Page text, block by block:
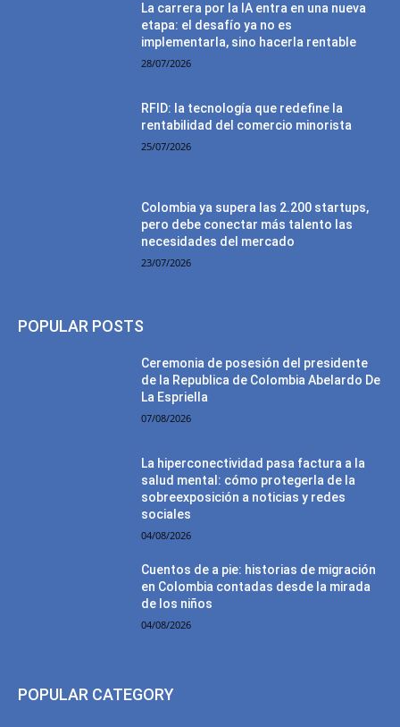
La carrera por la IA entra en una nueva
etapa: el desafío ya no es
implementarla, sino hacerla rentable
28/07/2026
RFID: la tecnología que redefine la
rentabilidad del comercio minorista
25/07/2026
Colombia ya supera las 2.200 startups,
pero debe conectar más talento las
necesidades del mercado
23/07/2026
POPULAR POSTS
Ceremonia de posesión del presidente
de la Republica de Colombia Abelardo De
La Espriella
07/08/2026
La hiperconectividad pasa factura a la
salud mental: cómo protegerla de la
sobreexposición a noticias y redes
sociales
04/08/2026
Cuentos de a pie: historias de migración
en Colombia contadas desde la mirada
de los niños
04/08/2026
POPULAR CATEGORY